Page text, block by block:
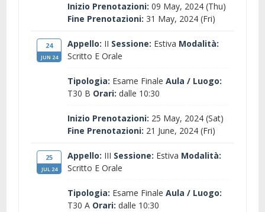
Inizio Prenotazioni: 09 May, 2024 (Thu)
Fine Prenotazioni: 31 May, 2024 (Fri)
24
JUN 24
Appello: II Sessione: Estiva Modalità:
Scritto E Orale
Tipologia: Esame Finale Aula / Luogo:
T30 B Orari: dalle 10:30
Inizio Prenotazioni: 25 May, 2024 (Sat)
Fine Prenotazioni: 21 June, 2024 (Fri)
25
JUL 24
Appello: III Sessione: Estiva Modalità:
Scritto E Orale
Tipologia: Esame Finale Aula / Luogo:
T30 A Orari: dalle 10:30